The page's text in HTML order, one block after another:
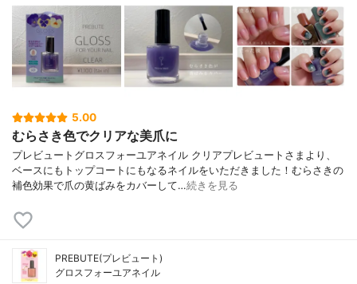
5.00
むらさき色でクリアな美爪に
プレビュートグロスフォーユアネイル クリアプレビュートさまより、
ベースにもトップコートにもなるネイルをいただきました！むらさきの
補色効果で爪の黄ばみをカバーして…続きを見る
PREBUTE(プレビュート)
グロスフォーユアネイル